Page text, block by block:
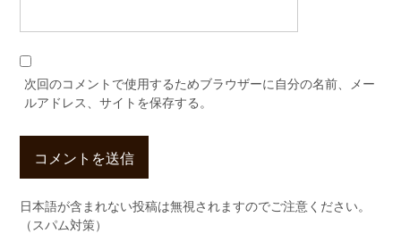
次回のコメントで使用するためブラウザーに自分の名前、メー
ルアドレス、サイトを保存する。
日本語が含まれない投稿は無視されますのでご注意ください。
（スパム対策）